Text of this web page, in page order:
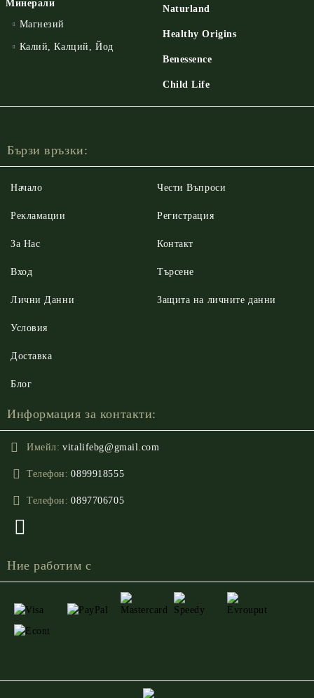
Минерали
Магнезий
Калий, Калций, Йод
Naturland
Healthy Origins
Benessence
Child Life
Бързи връзки:
Начало
Рекламации
За Нас
Вход
Чести Въпроси
Регистрация
Контакт
Търсене
Лични Данни
Условия
Доставка
Блог
Защита на личните данни
Информация за контакти:
Имейл: vitalifebg@gmail.com
Телефон: 0899918555
Телефон: 0897706705
Ние работим с